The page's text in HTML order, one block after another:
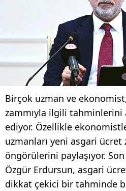
Birçok uzman ve
zammıyla ilgili tahminlerini
ediyor. Özellikle
uzmanları yeni asgari ücret
öngörülerini paylaşıyor.
Özgür Erdursun, asgari
dikkat çekici bir tahminde